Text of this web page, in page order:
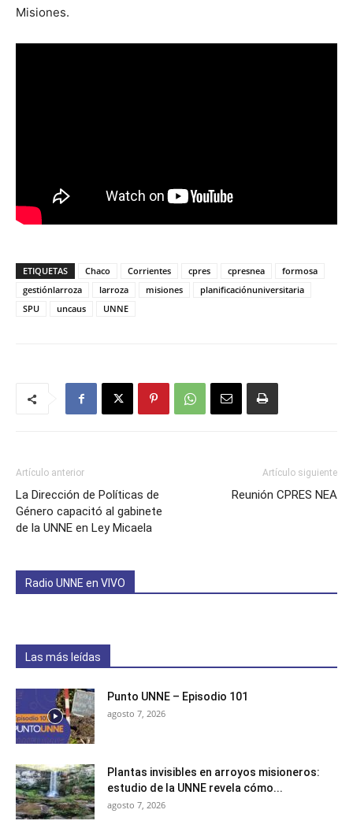
Misiones.
ETIQUETAS Chaco Corrientes cpres cpresnea
formosa
gestiónlarroza
larroza misiones
planificaciónuniversitaria
SPU
uncaus UNNE
Artículo anterior
La Dirección de Políticas de
Género capacitó al gabinete
de la UNNE en Ley Micaela
Artículo siguiente
Reunión CPRES NEA
Radio UNNE en VIVO
Las más leídas
Punto UNNE – Episodio 101
agosto 7, 2026
Plantas invisibles en arroyos misioneros:
estudio de la UNNE revela cómo...
agosto 7, 2026